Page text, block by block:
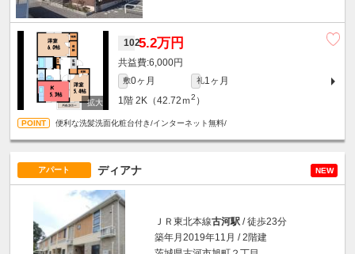
1025.2万円
6,000円
敷0ヶ月 礼1ヶ月
1階 2K（42.72ｍ2 ）
便利な洗髪洗面化粧台付き/インターネット無料/
アパート ディアナ NEW
ＪＲ東北本線古河駅 / 徒歩23分
築年月2019年11月 / 2階建